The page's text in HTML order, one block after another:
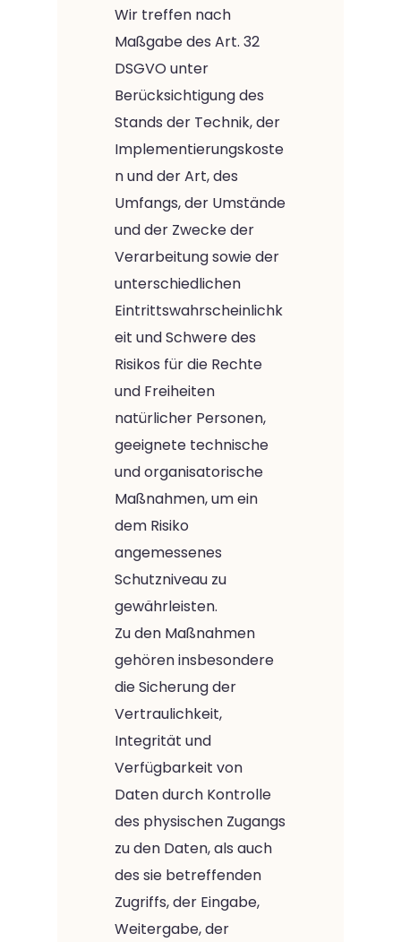
Wir treffen nach
Maßgabe des Art. 32
DSGVO unter
Berücksichtigung des
Stands der Technik, der
Implementierungskoste
n und der Art, des
Umfangs, der Umstände
und der Zwecke der
Verarbeitung sowie der
unterschiedlichen
Eintrittswahrscheinlichk
eit und Schwere des
Risikos für die Rechte
und Freiheiten
natürlicher Personen,
geeignete technische
und organisatorische
Maßnahmen, um ein
dem Risiko
angemessenes
Schutzniveau zu
gewährleisten.
Zu den Maßnahmen
gehören insbesondere
die Sicherung der
Vertraulichkeit,
Integrität und
Verfügbarkeit von
Daten durch Kontrolle
des physischen Zugangs
zu den Daten, als auch
des sie betreffenden
Zugriffs, der Eingabe,
Weitergabe, der